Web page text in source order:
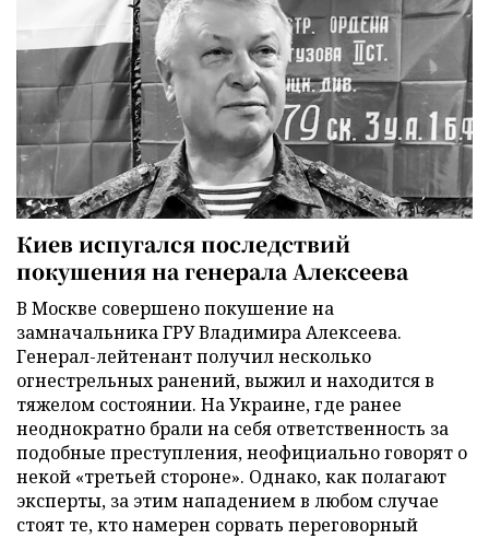
Киев испугался последствий
покушения на генерала Алексеева
В Москве совершено покушение на
замначальника ГРУ Владимира Алексеева.
Генерал-лейтенант получил несколько
огнестрельных ранений, выжил и находится в
тяжелом состоянии. На Украине, где ранее
неоднократно брали на себя ответственность за
подобные преступления, неофициально говорят о
некой «третьей стороне». Однако, как полагают
эксперты, за этим нападением в любом случае
стоят те, кто намерен сорвать переговорный